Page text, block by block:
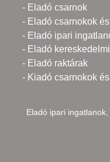
- Eladó csarnok
- Eladó csarnokok
- Eladó ipari
- Eladó
- Eladó raktárak
- Kiadó csarnokok
Eladó ipari